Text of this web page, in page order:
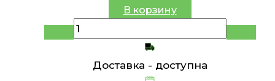
В корзину
Доставка - доступна